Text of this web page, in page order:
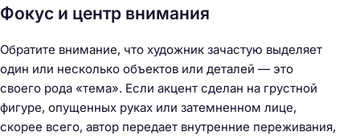
Фокус и центр внимания
Обратите внимание, что художник зачастую выделяет
один или несколько объектов или деталей — это
своего рода «тема». Если акцент сделан на грустной
фигуре, опущенных руках или затемненном лице,
скорее всего, автор передает внутренние переживания,